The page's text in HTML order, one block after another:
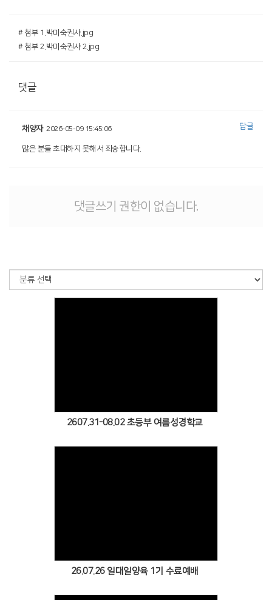
# 첨부 1.박미숙권사.jpg
# 첨부 2.박미숙권사 2.jpg
댓글
채양자 2026-05-09 15:45:06
많은 분들 초대하지 못해서 죄송합니다.
답글
댓글쓰기 권한이 없습니다.
2607.31-08.02 초등부 여름성경학교
26.07.26 일대일양육 1기 수료예배